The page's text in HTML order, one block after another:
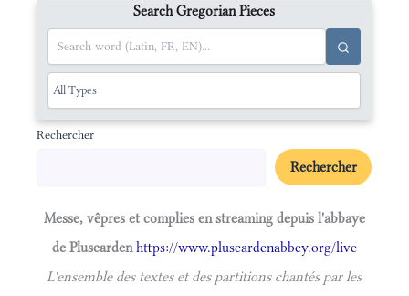
Search Gregorian Pieces
Rechercher
Rechercher
Messe, vêpres et complies en streaming depuis l'abbaye
de Pluscardenhttps://www.pluscardenabbey.org/live
L'ensemble des textes et des partitions chantés par les